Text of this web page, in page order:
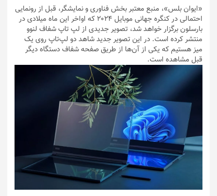
انتخاب
شوند
«ایوان بلس»، منبع معتبر بخش فناوری و نمایشگر، قبل از رونمایی
احتمالی در کنگره جهانی موبایل 2024 که اواخر این ماه میلادی در
بارسلون برگزار خواهد شد، تصویر جدیدی از لپ تاپ شفاف لنوو
منتشر کرده است. در این تصویر جدید شاهد دو لپ‌تاپ روی یک
میز هستیم که یکی از آن‌ها از طریق صفحه شفاف دستگاه دیگر
قبل مشاهده است.